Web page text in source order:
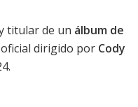
titular de un álbum de
dirigido por Cody